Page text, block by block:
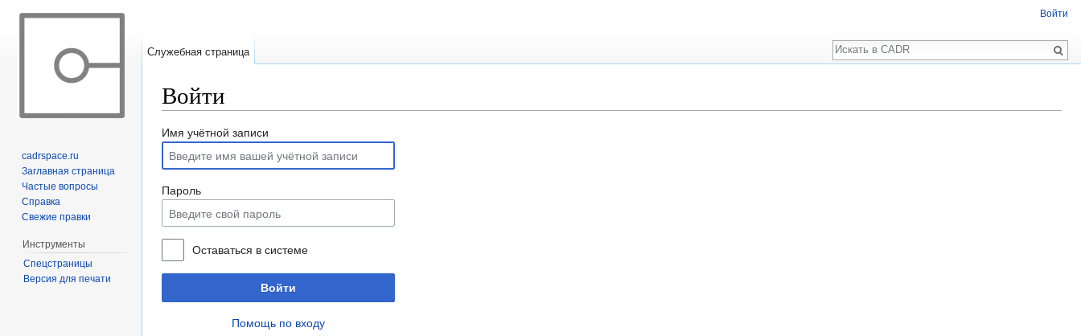
Войти
Имя учётной записи
Пароль
Оставаться в системе
Войти
Помощь по входу
Войти
Служебная страница
Поиск
cadrspace.ru
Заглавная страница
Частые вопросы
Справка
Свежие правки
Инструменты
Спецстраницы
Версия для печати